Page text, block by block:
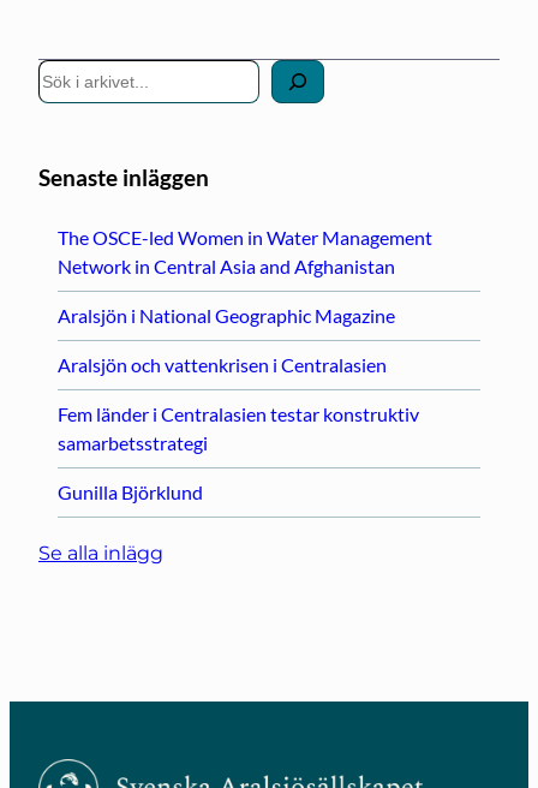
S
ö
Senaste inläggen
The OSCE-led Women in Water Management
Network in Central Asia and Afghanistan
Aralsjön i National Geographic Magazine
Aralsjön och vattenkrisen i Centralasien
Fem länder i Centralasien testar konstruktiv
samarbetsstrategi
Gunilla Björklund
Se alla inlägg